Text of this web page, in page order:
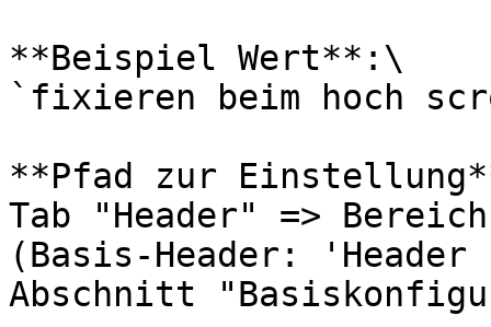
**Beispiel Wert**:\
`fixieren beim hoch
**Pfad zur
Tab "Header" =>
(Basis-Header:
Abschnitt